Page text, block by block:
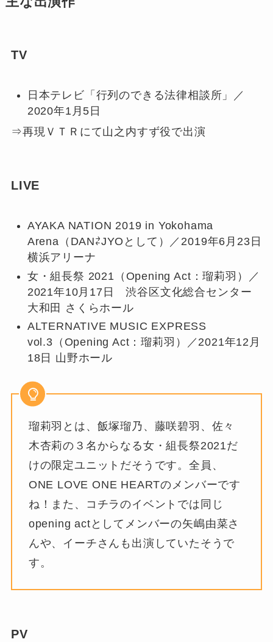
TV
日本テレビ「行列のできる法律相談所」／
2020年1月5日
⇒再現ＶＴＲにて山之内すず役で出演
LIVE
AYAKA NATION 2019 in Yokohama
Arena（DAN⇄JYOとして）／2019年6月23日
横浜アリーナ
女・組長祭 2021（Opening Act：瑠莉羽）／
2021年10月17日 渋谷区文化総合センター
大和田 さくらホール
ALTERNATIVE MUSIC EXPRESS
vol.3（Opening Act：瑠莉羽）／2021年12月
18日 山野ホール
瑠莉羽とは、飯塚瑠乃、藤咲碧羽、佐々
木杏莉の３名からなる女・組長祭2021だ
けの限定ユニットだそうです。全員、
ONE LOVE ONE HEARTのメンバーです
ね！また、コチラのイベントでは同じ
opening actとしてメンバーの矢嶋由菜さ
んや、イーチさんも出演していたそうで
す。
PV